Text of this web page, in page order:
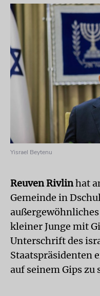
Yisrael Beytenu
Reuven Rivlinhat
Gemeinde in
kleiner Junge mit
Unterschrift des
Staatspräsidenten
auf seinem Gips zu